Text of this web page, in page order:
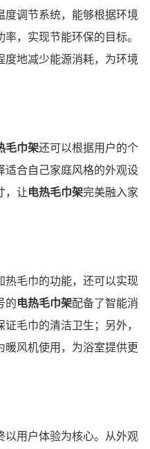
度调节系统，能够根据环境
，实现节能环保的目标。
度地减少能源消耗，为环境
毛巾架还可以根据用户的个
适合自己家庭风格的外观设
，让电热毛巾架完美融入家
热毛巾的功能，还可以实现
的电热毛巾架配备了智能消
毛巾的清洁卫生；另外，
暖风机使用，为浴室提供更
以用户体验为核心。从外观